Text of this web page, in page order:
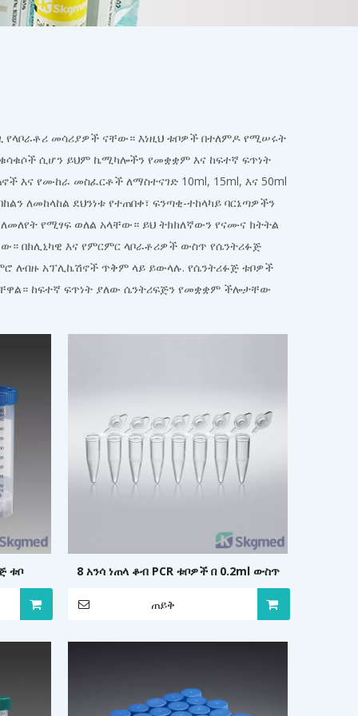
የላቦራቶሪ መሳሪያዎች ናቸው። እነዚህ ቱቦዎች በተለምዶ የሚሠሩት
ሲሆን ይህም ኬሚካሎችን የመቋቋም እና ከፍተኛ ፍጥነት
የሙከራ መስፈርቶች ለማስተናገድ 10ml, 15ml, እና 50ml
ለመከላከል ደህንነቱ የተጠበቀ፣ ፍንጣቂ-ተከላካይ ባርኔጣዎችን
የሚፃፍ ወለል አላቸው። ይህ ትክክለኛውን የናሙና ክትትል
በክሊኒካዊ እና የምርምር ላቦራቶሪዎች ውስጥ የሴንትሪፉጅ
ለብዙ አፕሊኬሽኖች ጥቅም ላይ ይውላሉ. የሴንትሪፉጅ ቱቦዎች
ከፍተኛ ፍጥነት ያለው ሴንትሪፍጅን የመቋቋም ችሎታቸው
ቱቦ 8 አንሳ ነጠላ ቆብ PCR ቱቦዎች በ 0.2ml ውስጥ
ጠይቅ